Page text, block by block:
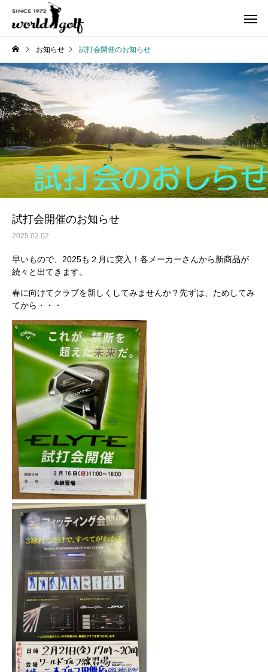
お知らせ 試打会開催のお知らせ
試打会開催のお知らせ
2025.02.02
早いもので、2025も２月に突入！各メーカーさんから新商品が
続々と出てきます。
春に向けてクラブを新しくしてみませんか？先ずは、ためしてみ
てから・・・